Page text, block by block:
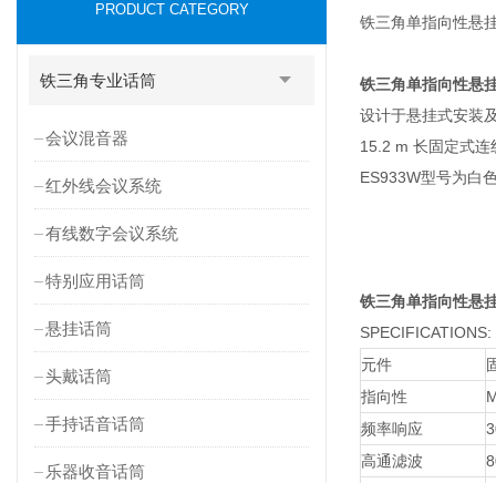
PRODUCT CATEGORY
铁三角专业话筒
会议混音器
红外线会议系统
有线数字会议系统
特别应用话筒
悬挂话筒
头戴话筒
手持话音话筒
乐器收音话筒
铁三角单指向性悬
铁三角单指向性悬
设计于悬挂式安装
15.2 m 长固定式连
ES933W型号为白
铁三角单指向性悬
SPECIFICATIONS:
元件
指向性
频率响应
高通滤波